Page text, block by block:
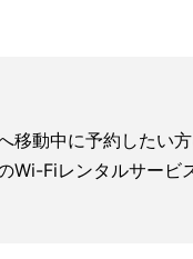
動中に予約したい方
Wi-Fiレンタルサービ